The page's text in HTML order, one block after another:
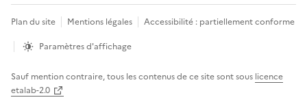
Plan du site Mentions légales
Accessibilité : partiellement conforme
Paramètres d'affichage
Sauf mention contraire, tous les contenus de ce site sont sous licence
etalab-2.0